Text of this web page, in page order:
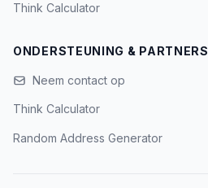
Think Calculator
ONDERSTEUNING & PARTNERS
Neem contact op
Think Calculator
Random Address Generator